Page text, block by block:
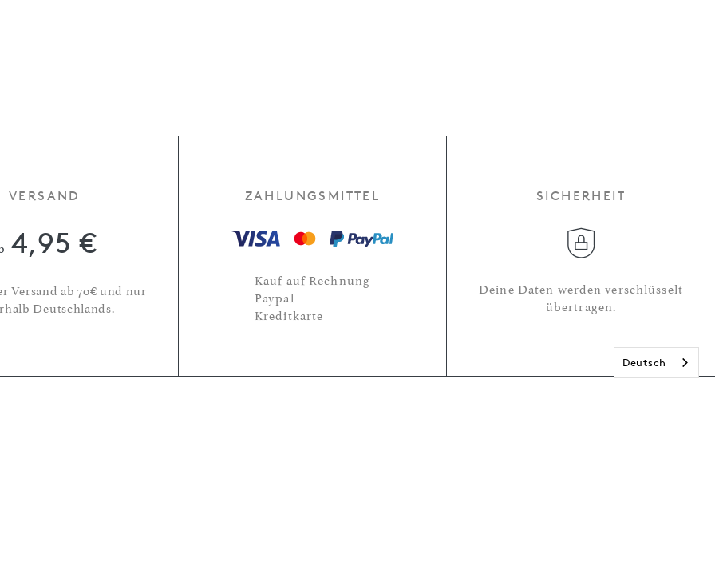
VERSAND
4,95 €
Versand ab 70€ und nur
Deutschlands.
ZAHLUNGSMITTEL
Kauf auf Rechnung
Paypal
Kreditkarte
SICHERHEIT
Deine Daten werden verschlüsselt
übertragen.
Deutsch